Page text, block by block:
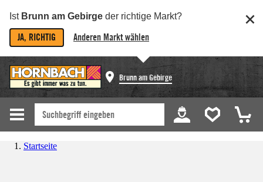
Ist Brunn am Gebirge der richtige Markt?
JA, RICHTIG Anderen Markt wählen
Brunn am Gebirge
Startseite